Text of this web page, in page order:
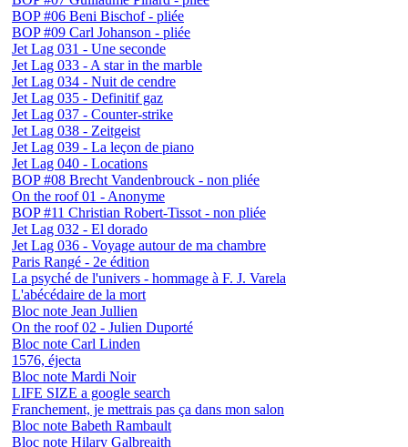
BOP #06 Beni Bischof - pliée
BOP #09 Carl Johanson - pliée
Jet Lag 031 - Une seconde
Jet Lag 033 - A star in the marble
Jet Lag 034 - Nuit de cendre
Jet Lag 035 - Definitif gaz
Jet Lag 037 - Counter-strike
Jet Lag 038 - Zeitgeist
Jet Lag 039 - La leçon de piano
Jet Lag 040 - Locations
BOP #08 Brecht Vandenbrouck - non pliée
On the roof 01 - Anonyme
BOP #11 Christian Robert-Tissot - non pliée
Jet Lag 032 - El dorado
Jet Lag 036 - Voyage autour de ma chambre
Paris Rangé - 2e édition
La psyché de l'univers - hommage à F. J. Varela
L'abécédaire de la mort
Bloc note Jean Jullien
On the roof 02 - Julien Duporté
Bloc note Carl Linden
1576, éjecta
Bloc note Mardi Noir
LIFE SIZE a google search
Franchement, je mettrais pas ça dans mon salon
Bloc note Babeth Rambault
Bloc note Hilary Galbreaith